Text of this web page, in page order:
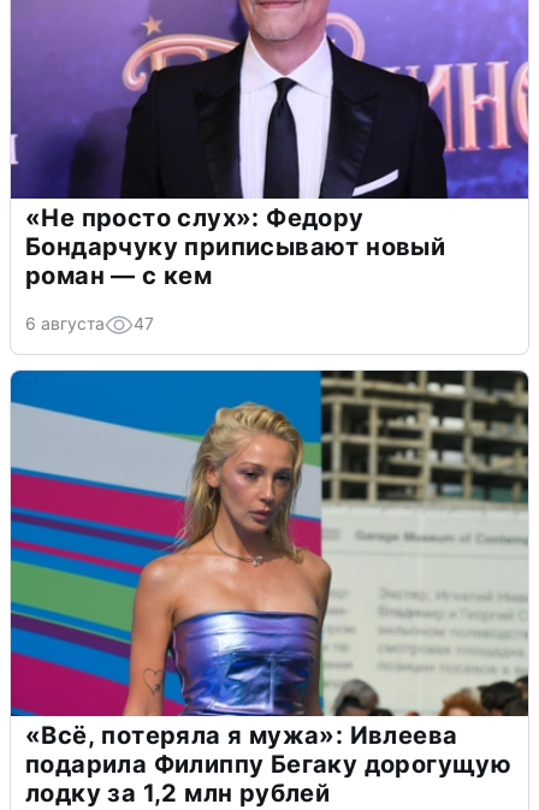
«Не просто слух»: Федору
Бондарчуку приписывают новый
роман — с кем
6 августа 47
«Всё, потеряла я мужа»: Ивлеева
подарила Филиппу Бегаку дорогущую
лодку за 1,2 млн рублей